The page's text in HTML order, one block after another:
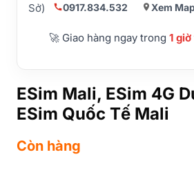
Sở)
0917.834.532 Xem
🚀 Giao hàng ngay trong 1 giờ
ESim Mali, ESim 4G
ESim Quốc Tế Mali
Còn hàng